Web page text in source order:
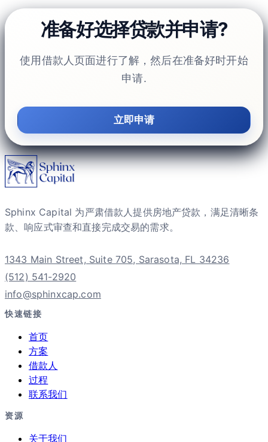
准备好选择贷款并申请?
使用借款人页面进行了解，然后在准备好时开始
申请.
立即申请
Sphinx Capital 为严肃借款人提供房地产贷款，满足清晰条
款、响应式审查和直接完成交易的需求。
1343 Main Street, Suite 705, Sarasota, FL 34236
(512) 541-2920
info@sphinxcap.com
快速链接
首页
方案
借款人
过程
联系我们
资源
关于我们